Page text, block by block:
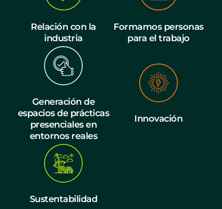
Relación con la
industria
Formamos personas
para el trabajo
Generación de
espacios de prácticas
presenciales en
entornos reales
Innovación
Sustentabilidad